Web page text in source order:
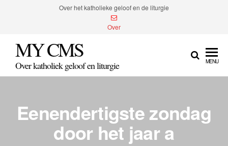
inhoud
Over het katholieke geloof en de liturgie
Over
MY CMS
Over katholiek geloof en liturgie MENU
Eenendertigste zondag
door het jaar a